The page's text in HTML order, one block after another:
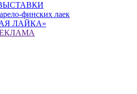
ВЫСТАВКИ
финских лаек
ЛАЙКА»
РЕКЛАМА